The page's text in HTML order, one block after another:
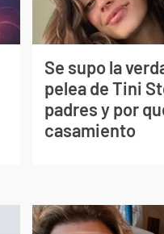
Se supo la
pelea de Tini
padres y por
casamiento